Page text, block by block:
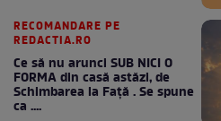
RECOMANDARE PE
REDACTIA.RO
Ce să nu arunci SUB NICI O
FORMA din casă astăzi, de
Schimbarea la Față . Se spune
ca ....